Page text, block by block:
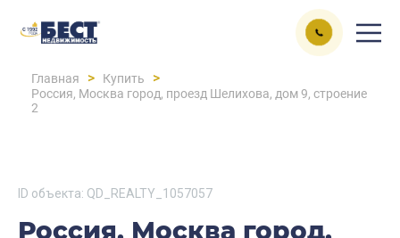
Главная > Купить >
Россия, Москва город, проезд Шелихова, дом 9, строение
2
ID объекта: QD_REALTY_1057057
Россия, Москва город,